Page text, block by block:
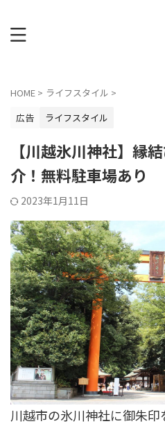
HOME > ライフスタイル >
広告
ライフスタイル
【川越氷川神社】縁
介！無料駐車場あり
2023年1月11日
川越市の氷川神社に御朱